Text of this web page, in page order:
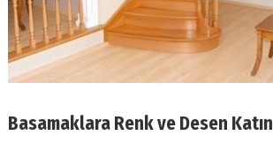
Basamaklara Renk ve Desen Katın